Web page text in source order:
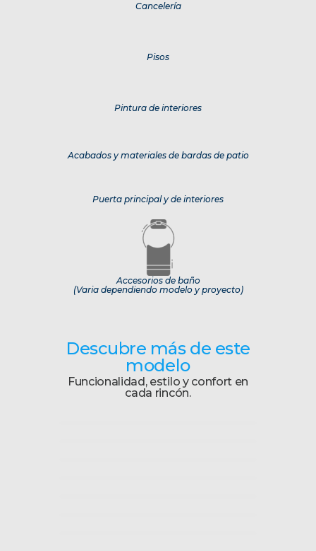
Cancelería
Pisos
Pintura de interiores
Acabados y materiales de bardas de patio
Puerta principal y de interiores
Accesorios de baño
(Varia dependiendo modelo y proyecto)
Descubre más de este
modelo
Funcionalidad, estilo y confort en
cada rincón.